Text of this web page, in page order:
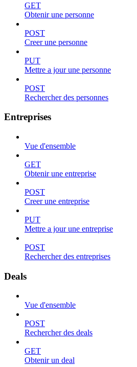
GET
Obtenir une personne
POST
Creer une personne
PUT
Mettre a jour une personne
POST
Rechercher des personnes
Entreprises
Vue d'ensemble
GET
Obtenir une entreprise
POST
Creer une entreprise
PUT
Mettre a jour une entreprise
POST
Rechercher des entreprises
Deals
Vue d'ensemble
POST
Rechercher des deals
GET
Obtenir un deal